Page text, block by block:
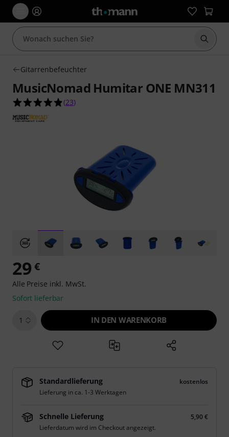
Suche
Gitarrenbefeuchter
MusicNomad Humitar ONE MN311
4.9 von 5 Sternen aus 23 Kundenbewertungen
(23)
29 €
Alle Preise inkl. MwSt.
Sofort lieferbar
1 IN DEN WARENKORB
Standardlieferung
kostenlos
Lieferung in ca. 1-3 Werktagen
Schnelle Lieferung
5,90 €
Lieferdatum wird im Checkout angezeigt.